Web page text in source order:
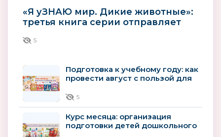
«Я уЗНАЮ мир. Дикие животные»:
третья книга серии отправляет
5
Подготовка к учебному году: как
провести август с пользой для
5
Курс месяца: организация
подготовки детей дошкольного